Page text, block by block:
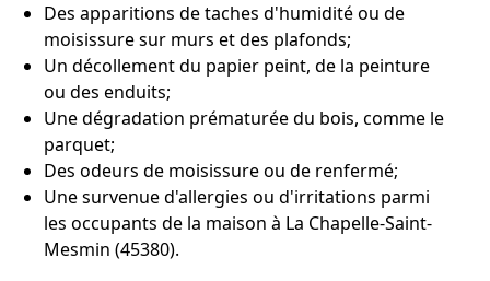
Des apparitions de taches d'humidité ou de
moisissure sur murs et des plafonds;
Un décollement du papier peint, de la peinture
ou des enduits;
Une dégradation prématurée du bois, comme le
parquet;
Des odeurs de moisissure ou de renfermé;
Une survenue d'allergies ou d'irritations parmi
les occupants de la maison à La Chapelle-Saint-
Mesmin (45380).